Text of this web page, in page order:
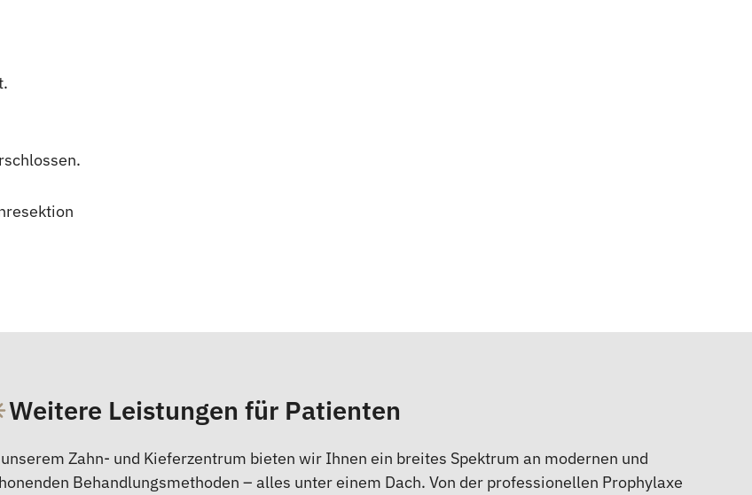
Weitere Leistungen für Patienten
Zahn- und Kieferzentrum bieten wir Ihnen ein breites Spektrum an modernen und
Behandlungsmethoden – alles unter einem Dach. Von der professionellen Prophylaxe